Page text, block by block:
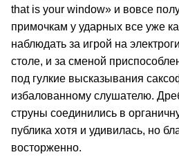
that is your window» и вовсе
примочкам у ударных все уже
наблюдать за игрой на
столе, и за сменой
под гулкие высказывания
избалованному слушателю.
струны соединились в
публика хотя и удивилась, но
восторженно.